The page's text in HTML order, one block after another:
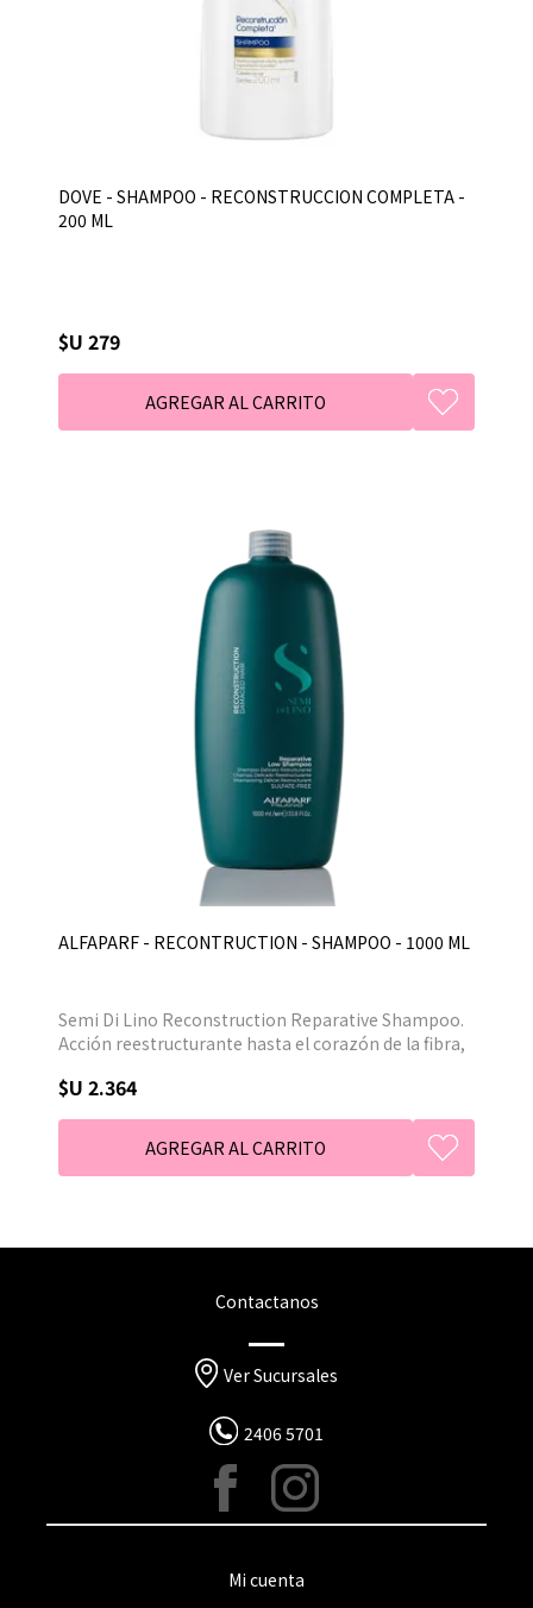
DOVE - SHAMPOO - RECONSTRUCCION COMPLETA -
200 ML
$U 279
ALFAPARF - RECONTRUCTION - SHAMPOO - 1000 ML
Semi Di Lino Reconstruction Reparative Shampoo.
Acción reestructurante hasta el corazón de la fibra,
$U 2.364
Contactanos
Ver Sucursales
2406 5701
Mi cuenta